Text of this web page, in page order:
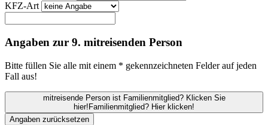
KFZ-Art
Angaben zur 9. mitreisenden Person
Bitte füllen Sie alle mit einem * gekennzeichneten Felder auf jeden
Fall aus!
mitreisende Person ist Familienmitglied? Klicken Sie
hier! Familienmitglied? Hier klicken!
Angaben zurücksetzen